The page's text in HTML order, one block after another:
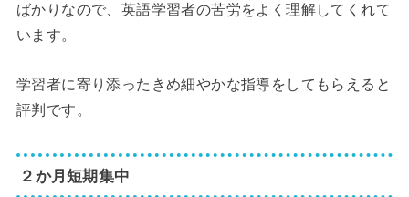
ばかりなので、英語学習者の苦労をよく理解してくれて
います。
学習者に寄り添ったきめ細やかな指導をしてもらえると
評判です。
２か月短期集中